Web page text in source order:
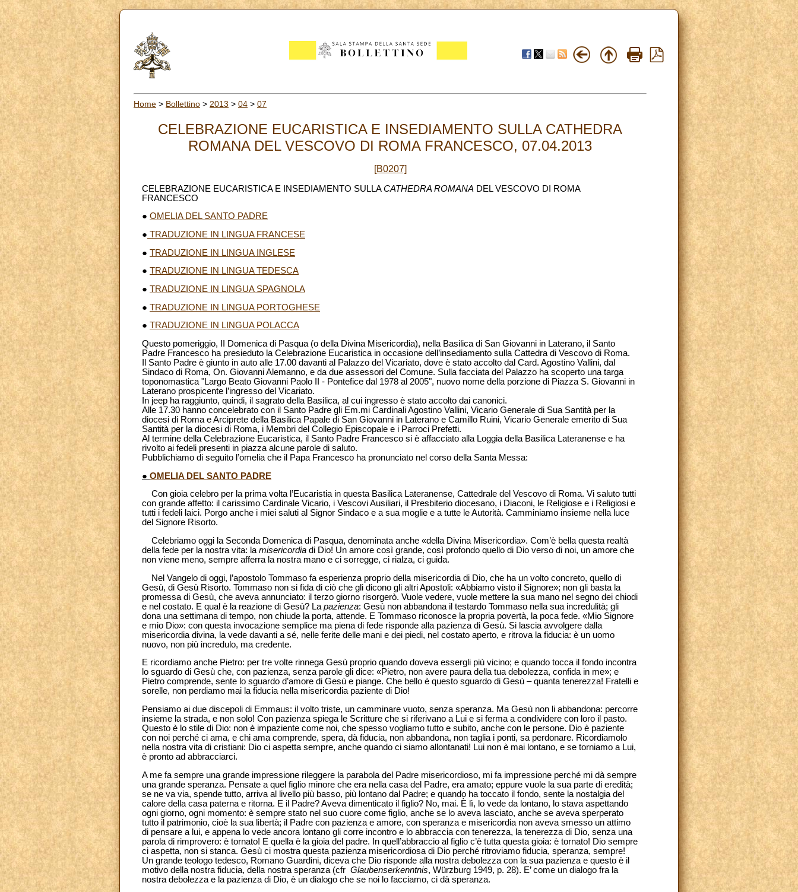
Home > Bollettino > 2013 > 04 > 07
CELEBRAZIONE EUCARISTICA E INSEDIAMENTO SULLA CATHEDRA
ROMANA DEL VESCOVO DI ROMA FRANCESCO, 07.04.2013
[B0207]
CELEBRAZIONE EUCARISTICA E INSEDIAMENTO SULLACATHEDRA ROMANA DEL VESCOVO DI ROMA
FRANCESCO
● OMELIA DEL SANTO PADRE
● TRADUZIONE IN LINGUA FRANCESE
● TRADUZIONE IN LINGUA INGLESE
● TRADUZIONE IN LINGUA TEDESCA
● TRADUZIONE IN LINGUA SPAGNOLA
● TRADUZIONE IN LINGUA PORTOGHESE
● TRADUZIONE IN LINGUA POLACCA
Questo pomeriggio, II Domenica di Pasqua (o della Divina Misericordia), nella Basilica di San Giovanni in Laterano, il Santo
Padre Francesco ha presieduto la Celebrazione Eucaristica in occasione dell’insediamento sulla Cattedra di Vescovo di Roma.
Il Santo Padre è giunto in auto alle 17.00 davanti al Palazzo del Vicariato, dove è stato accolto dal Card. Agostino Vallini, dal
Sindaco di Roma, On. Giovanni Alemanno, e da due assessori del Comune. Sulla facciata del Palazzo ha scoperto una targa
toponomastica "Largo Beato Giovanni Paolo II - Pontefice dal 1978 al 2005", nuovo nome della porzione di Piazza S. Giovanni in
Laterano prospicente l’ingresso del Vicariato.
In jeep ha raggiunto, quindi, il sagrato della Basilica, al cui ingresso è stato accolto dai canonici.
Alle 17.30 hanno concelebrato con il Santo Padre gli Em.mi Cardinali Agostino Vallini, Vicario Generale di Sua Santità per la
diocesi di Roma e Arciprete della Basilica Papale di San Giovanni in Laterano e Camillo Ruini, Vicario Generale emerito di Sua
Santità per la diocesi di Roma, i Membri del Collegio Episcopale e i Parroci Prefetti.
Al termine della Celebrazione Eucaristica, il Santo Padre Francesco si è affacciato alla Loggia della Basilica Lateranense e ha
rivolto ai fedeli presenti in piazza alcune parole di saluto.
Pubblichiamo di seguito l’omelia che il Papa Francesco ha pronunciato nel corso della Santa Messa:
● OMELIA DEL SANTO PADRE
Con gioia celebro per la prima volta l’Eucaristia in questa Basilica Lateranense, Cattedrale del Vescovo di Roma. Vi saluto tutti
con grande affetto: il carissimo Cardinale Vicario, i Vescovi Ausiliari, il Presbiterio diocesano, i Diaconi, le Religiose e i Religiosi e
tutti i fedeli laici. Porgo anche i miei saluti al Signor Sindaco e a sua moglie e a tutte le Autorità. Camminiamo insieme nella luce
del Signore Risorto.
Celebriamo oggi la Seconda Domenica di Pasqua, denominata anche «della Divina Misericordia». Com’è bella questa realtà
della fede per la nostra vita: la misericordia di Dio! Un amore così grande, così profondo quello di Dio verso di noi, un amore che
non viene meno, sempre afferra la nostra mano e ci sorregge, ci rialza, ci guida.
Nel Vangelo di oggi, l’apostolo Tommaso fa esperienza proprio della misericordia di Dio, che ha un volto concreto, quello di
Gesù, di Gesù Risorto. Tommaso non si fida di ciò che gli dicono gli altri Apostoli: «Abbiamo visto il Signore»; non gli basta la
promessa di Gesù, che aveva annunciato: il terzo giorno risorgerò. Vuole vedere, vuole mettere la sua mano nel segno dei chiodi
e nel costato. E qual è la reazione di Gesù? La pazienza: Gesù non abbandona il testardo Tommaso nella sua incredulità; gli
dona una settimana di tempo, non chiude la porta, attende. E Tommaso riconosce la propria povertà, la poca fede. «Mio Signore
e mio Dio»: con questa invocazione semplice ma piena di fede risponde alla pazienza di Gesù. Si lascia avvolgere dalla
misericordia divina, la vede davanti a sé, nelle ferite delle mani e dei piedi, nel costato aperto, e ritrova la fiducia: è un uomo
nuovo, non più incredulo, ma credente.
E ricordiamo anche Pietro: per tre volte rinnega Gesù proprio quando doveva essergli più vicino; e quando tocca il fondo incontra
lo sguardo di Gesù che, con pazienza, senza parole gli dice: «Pietro, non avere paura della tua debolezza, confida in me»; e
Pietro comprende, sente lo sguardo d’amore di Gesù e piange. Che bello è questo sguardo di Gesù – quanta tenerezza! Fratelli e
sorelle, non perdiamo mai la fiducia nella misericordia paziente di Dio!
Pensiamo ai due discepoli di Emmaus: il volto triste, un camminare vuoto, senza speranza. Ma Gesù non li abbandona: percorre
insieme la strada, e non solo! Con pazienza spiega le Scritture che si riferivano a Lui e si ferma a condividere con loro il pasto.
Questo è lo stile di Dio: non è impaziente come noi, che spesso vogliamo tutto e subito, anche con le persone. Dio è paziente
con noi perché ci ama, e chi ama comprende, spera, dà fiducia, non abbandona, non taglia i ponti, sa perdonare. Ricordiamolo
nella nostra vita di cristiani: Dio ci aspetta sempre, anche quando ci siamo allontanati! Lui non è mai lontano, e se torniamo a Lui,
è pronto ad abbracciarci.
A me fa sempre una grande impressione rileggere la parabola del Padre misericordioso, mi fa impressione perché mi dà sempre
una grande speranza. Pensate a quel figlio minore che era nella casa del Padre, era amato; eppure vuole la sua parte di eredità;
se ne va via, spende tutto, arriva al livello più basso, più lontano dal Padre; e quando ha toccato il fondo, sente la nostalgia del
calore della casa paterna e ritorna. E il Padre? Aveva dimenticato il figlio? No, mai. È lì, lo vede da lontano, lo stava aspettando
ogni giorno, ogni momento: è sempre stato nel suo cuore come figlio, anche se lo aveva lasciato, anche se aveva sperperato
tutto il patrimonio, cioè la sua libertà; il Padre con pazienza e amore, con speranza e misericordia non aveva smesso un attimo
di pensare a lui, e appena lo vede ancora lontano gli corre incontro e lo abbraccia con tenerezza, la tenerezza di Dio, senza una
parola di rimprovero: è tornato! E quella è la gioia del padre. In quell’abbraccio al figlio c’è tutta questa gioia: è tornato! Dio sempre
ci aspetta, non si stanca. Gesù ci mostra questa pazienza misericordiosa di Dio perché ritroviamo fiducia, speranza, sempre!
Un grande teologo tedesco, Romano Guardini, diceva che Dio risponde alla nostra debolezza con la sua pazienza e questo è il
motivo della nostra fiducia, della nostra speranza (cfr Glaubenserkenntnis, Würzburg 1949, p. 28). E’ come un dialogo fra la
nostra debolezza e la pazienza di Dio, è un dialogo che se noi lo facciamo, ci dà speranza.